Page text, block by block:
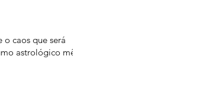
o caos que será
astrológico mês